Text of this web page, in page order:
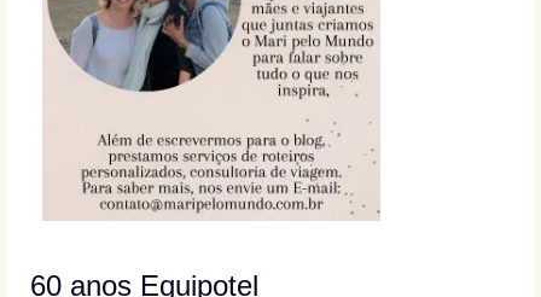
60 anos Equipotel